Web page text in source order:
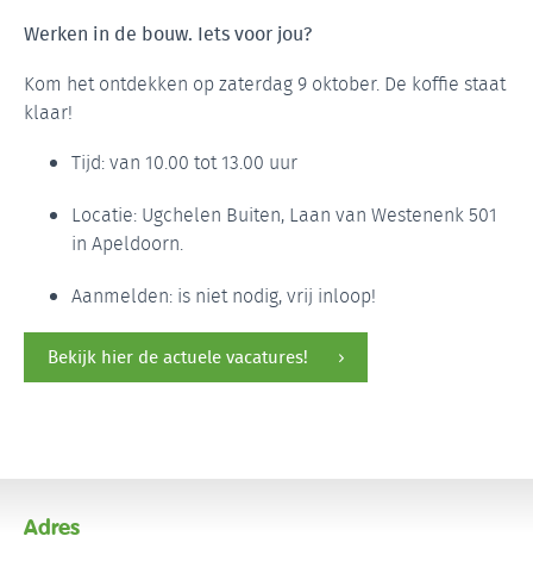
Werken in de bouw. Iets voor jou?
Kom het ontdekken op zaterdag 9 oktober. De koffie staat
klaar!
Tijd: van 10.00 tot 13.00 uur
Locatie: Ugchelen Buiten, Laan van Westenenk 501
in Apeldoorn.
Aanmelden: is niet nodig, vrij inloop!
Bekijk hier de actuele vacatures!
Adres